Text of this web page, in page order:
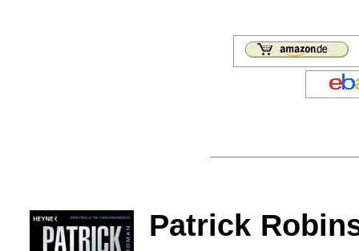
Patrick